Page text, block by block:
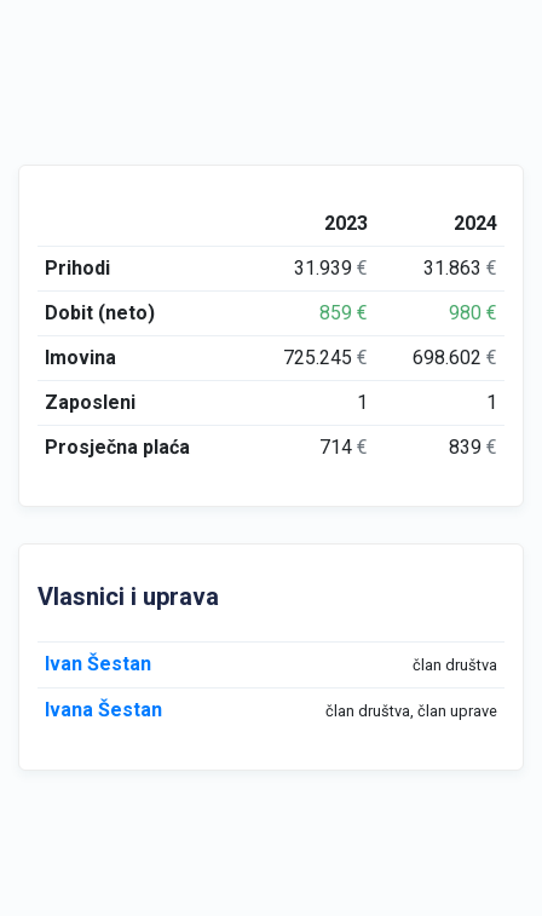
2023
2024
Prihodi
31.939€ 31.863€
Dobit (neto)
859€ 980€
Imovina
725.245€ 698.602€
Zaposleni
1
1
Prosječna plaća
714€ 839€
Vlasnici i uprava
Ivan Šestan član društva
Ivana Šestan član društva, član uprave